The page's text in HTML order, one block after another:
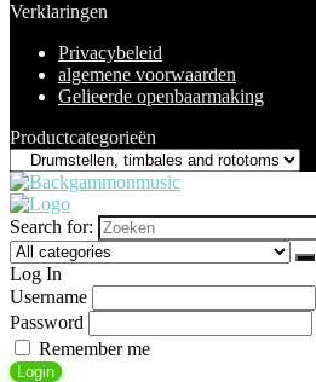
Verklaringen
Privacybeleid
algemene voorwaarden
Gelieerde openbaarmaking
Productcategorieën
Search for:
Log In
Username
Password
Remember me
Login